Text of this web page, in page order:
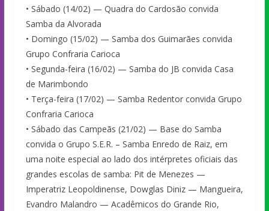
• Sábado (14/02) — Quadra do Cardosão convida
Samba da Alvorada
• Domingo (15/02) — Samba dos Guimarães convida
Grupo Confraria Carioca
• Segunda-feira (16/02) — Samba do JB convida Casa
de Marimbondo
• Terça-feira (17/02) — Samba Redentor convida Grupo
Confraria Carioca
• Sábado das Campeãs (21/02) — Base do Samba
convida o Grupo S.E.R. – Samba Enredo de Raiz, em
uma noite especial ao lado dos intérpretes oficiais das
grandes escolas de samba: Pit de Menezes —
Imperatriz Leopoldinense, Dowglas Diniz — Mangueira,
Evandro Malandro — Acadêmicos do Grande Rio,